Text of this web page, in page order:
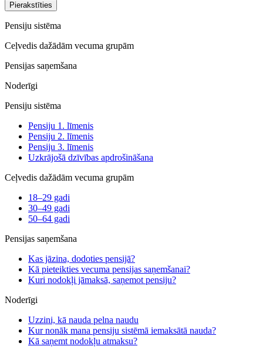
Pierakstīties
Pensiju sistēma
Ceļvedis dažādām vecuma grupām
Pensijas saņemšana
Noderīgi
Pensiju sistēma
Pensiju 1. līmenis
Pensiju 2. līmenis
Pensiju 3. līmenis
Uzkrājošā dzīvības apdrošināšana
Ceļvedis dažādām vecuma grupām
18–29 gadi
30–49 gadi
50–64 gadi
Pensijas saņemšana
Kas jāzina, dodoties pensijā?
Kā pieteikties vecuma pensijas saņemšanai?
Kuri nodokļi jāmaksā, saņemot pensiju?
Noderīgi
Uzzini, kā nauda pelna naudu
Kur nonāk mana pensiju sistēmā iemaksātā nauda?
Kā saņemt nodokļu atmaksu?